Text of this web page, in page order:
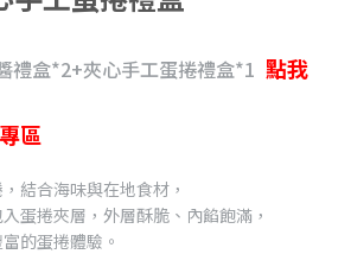
禮盒*2+夾心手工蛋捲禮盒*1 點我
區
結合海味與在地食材，
蛋捲夾層，外層酥脆、內餡飽滿，
的蛋捲體驗。